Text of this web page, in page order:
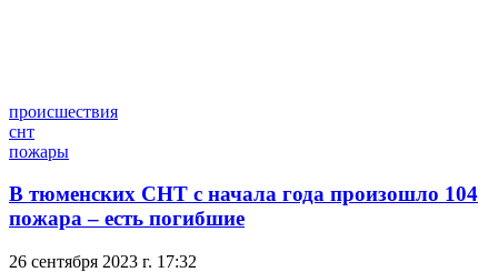
происшествия
снт
пожары
В тюменских СНТ с начала года произошло 104
пожара – есть погибшие
26 сентября 2023 г. 17:32